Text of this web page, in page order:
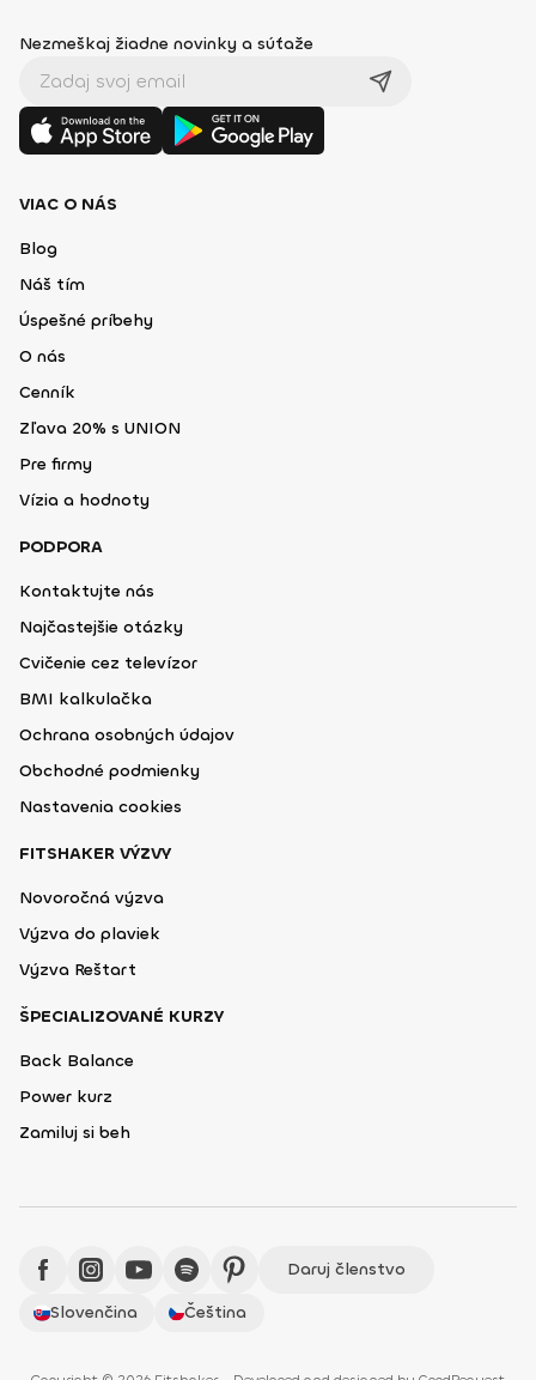
Nezmeškaj žiadne novinky a súťaže
VIAC O NÁS
Blog
Náš tím
Úspešné príbehy
O nás
Cenník
Zľava 20% s UNION
Pre firmy
Vízia a hodnoty
PODPORA
Kontaktujte nás
Najčastejšie otázky
Cvičenie cez televízor
BMI kalkulačka
Ochrana osobných údajov
Obchodné podmienky
Nastavenia cookies
FITSHAKER VÝZVY
Novoročná výzva
Výzva do plaviek
Výzva Reštart
ŠPECIALIZOVANÉ KURZY
Back Balance
Power kurz
Zamiluj si beh
Daruj členstvo
Slovenčina
Čeština